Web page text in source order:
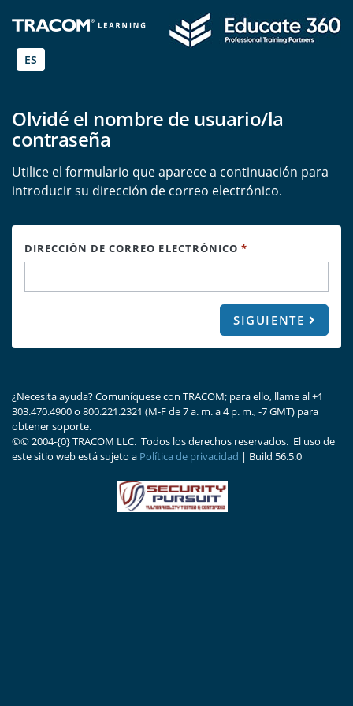
ES
Olvidé el nombre de usuario/la
contraseña
Utilice el formulario que aparece a continuación para
introducir su dirección de correo electrónico.
DIRECCIÓN DE CORREO ELECTRÓNICO *
SIGUIENTE
¿Necesita ayuda? Comuníquese con TRACOM; para ello, llame al +1
303.470.4900 o 800.221.2321 (M-F de 7 a. m. a 4 p. m., -7 GMT) para
obtener soporte.
©© 2004-{0} TRACOM LLC. Todos los derechos reservados. El uso de
este sitio web está sujeto a Política de privacidad | Build 56.5.0